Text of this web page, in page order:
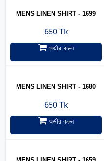
MENS LINEN SHIRT - 1699
650 Tk
অর্ডার করুন
MENS LINEN SHIRT - 1680
650 Tk
অর্ডার করুন